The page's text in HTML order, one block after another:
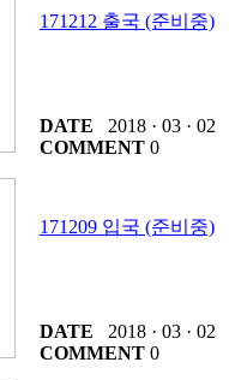
171212 출국 (준비중)
DATE 2018 · 03 · 02
COMMENT 0
171209 입국 (준비중)
DATE 2018 · 03 · 02
COMMENT 0